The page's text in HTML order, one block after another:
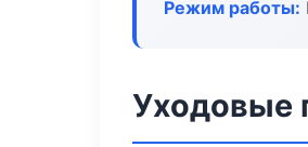
Режим работы:
Уходовые